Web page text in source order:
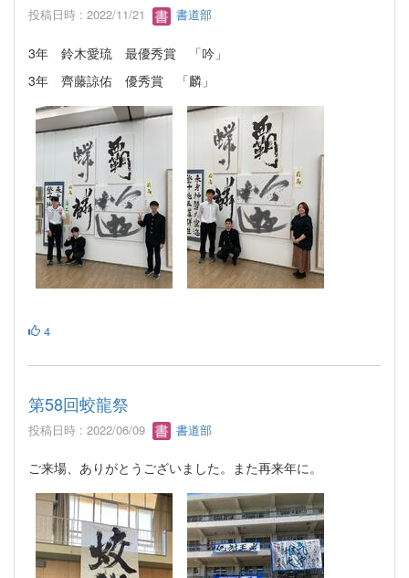
投稿日時 : 2022/11/21 書道部
3年 鈴木愛琉 最優秀賞 「吟」
3年 齊藤諒佑 優秀賞 「麟」
4
第58回蛟龍祭
投稿日時 : 2022/06/09 書道部
ご来場、ありがとうございました。また再来年に。